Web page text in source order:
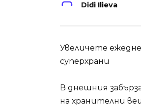
Didi Ilieva
Увеличете
суперхрани
В днешния
на хранителни